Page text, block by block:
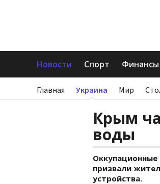
Новости Спорт Финансы
Главная Украина Мир
Крым
воды
Оккупационные
призвали
устройства.